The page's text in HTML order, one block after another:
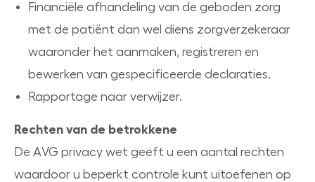
Financiële afhandeling van de geboden zorg
met de patiënt dan wel diens zorgverzekeraar
waaronder het aanmaken, registreren en
bewerken van gespecificeerde declaraties.
Rapportage naar verwijzer.
Rechten van de betrokkene
De AVG privacy wet geeft u een aantal rechten
waardoor u beperkt controle kunt uitoefenen op